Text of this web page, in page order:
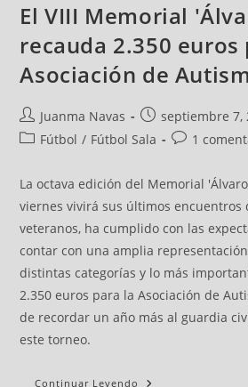
El VIII Memorial
recauda 2.350 euros
Asociación de
Juanma Navas
septiembre 7,
Fútbol / Fútbol Sala 1
La octava edición del Memorial
viernes vivirá sus últimos encuentros
veteranos, ha cumplido con las
contar con una amplia
distintas categorías y lo más
2.350 euros para la Asociación de
de recordar un año más al guardia
este torneo.
Continuar Leyendo